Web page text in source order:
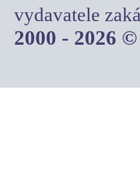
vydavatele
2000 - 2026